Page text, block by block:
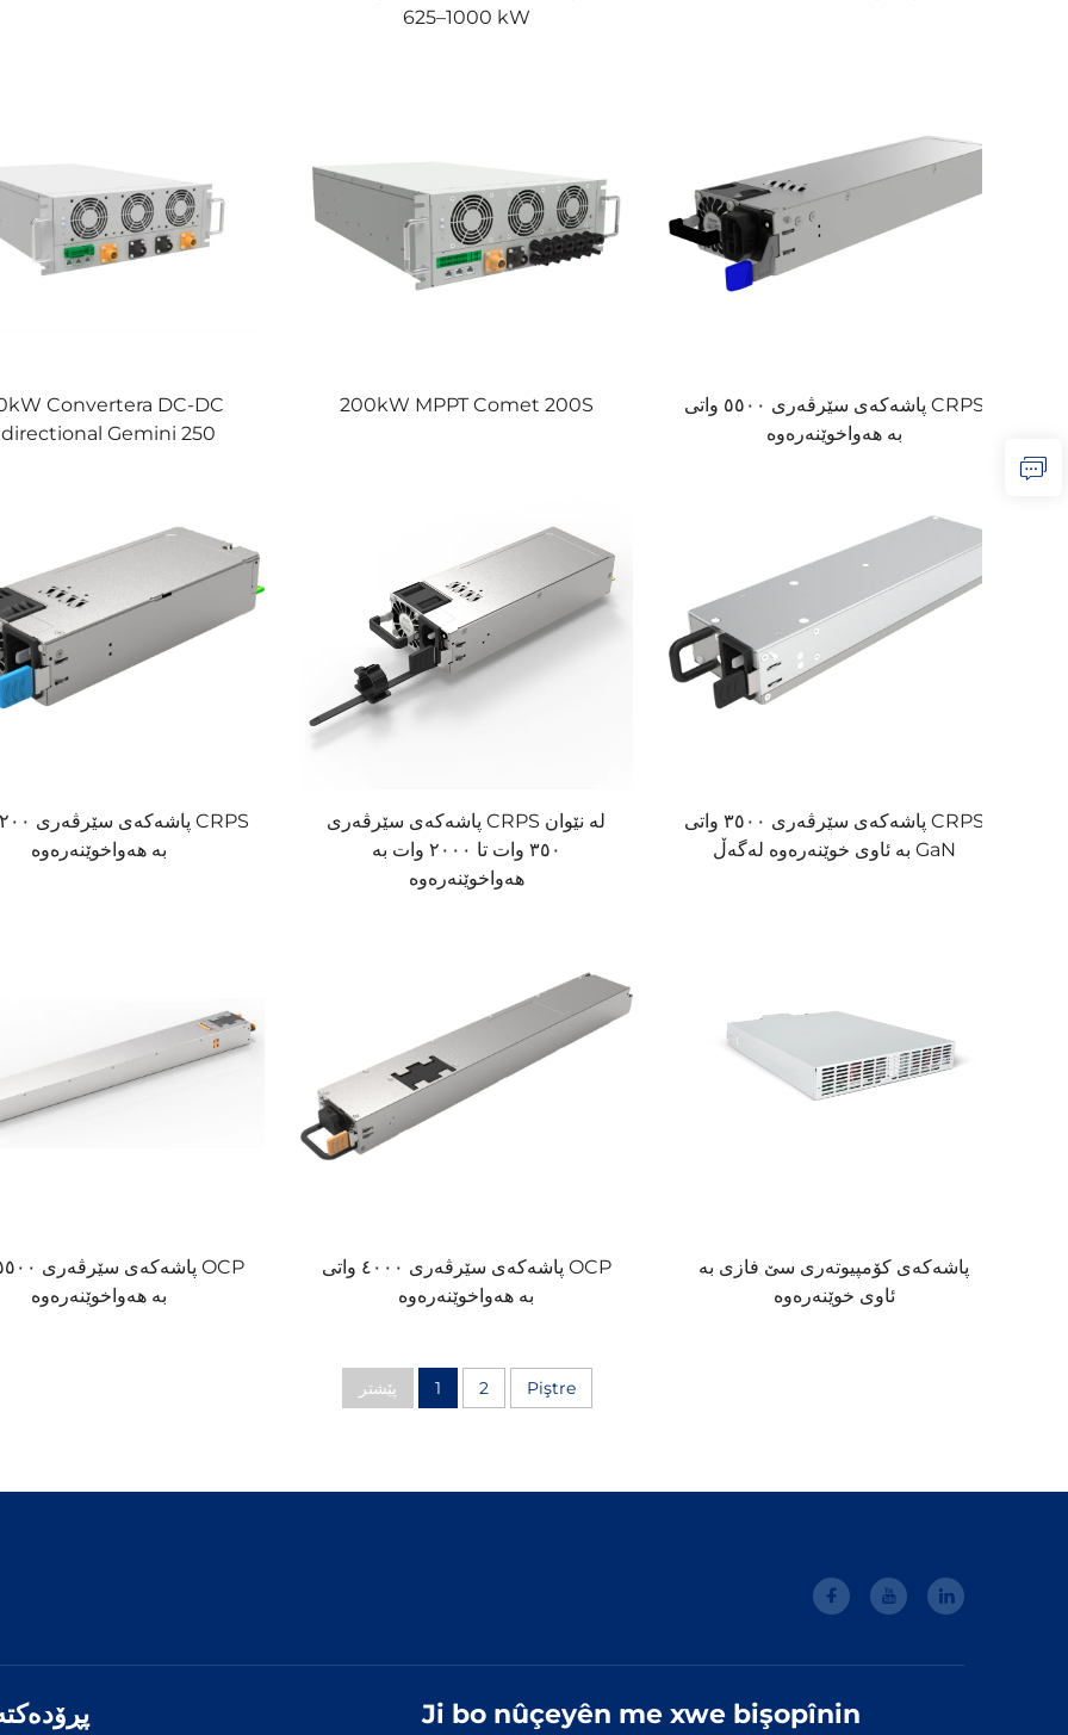
625–1000 kW
Convertera DC-DC
Gemini 250
200kW MPPT Comet 200S
پاشەکەی سێرڤەری ٥٥٠٠ واتی CRPS
بە هەواخوێنەرەوە
بە هەواخوێنەرەوە
پاشەکەی سێرڤەری CRPS لە نێوان
٣٥٠ وات تا ٢٠٠٠ وات بە
هەواخوێنەرەوە
پاشەکەی سێرڤەری ٣٥٠٠ واتی CRPS
بە ئاوی خوێنەرەوە لەگەڵ GaN
بە هەواخوێنەرەوە
پاشەکەی سێرڤەری ٤٠٠٠ واتی OCP
بە هەواخوێنەرەوە
پاشەکەی کۆمپیوتەری سێ فازی بە
ئاوی خوێنەرەوە
پێشتر 1 2 Piştre
Ji bo nûçeyên me xwe bişopînin